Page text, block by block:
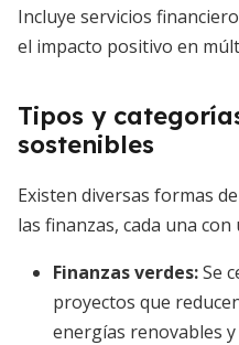
Incluye servicios
el impacto positivo en
Tipos y
sostenibles
Existen diversas formas
las finanzas, cada una
Finanzas verdes:Se
proyectos que
energías renovables